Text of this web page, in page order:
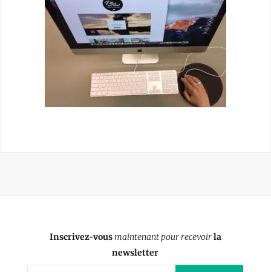
Inscrivez-vousmaintenant pour recevoirla
newsletter